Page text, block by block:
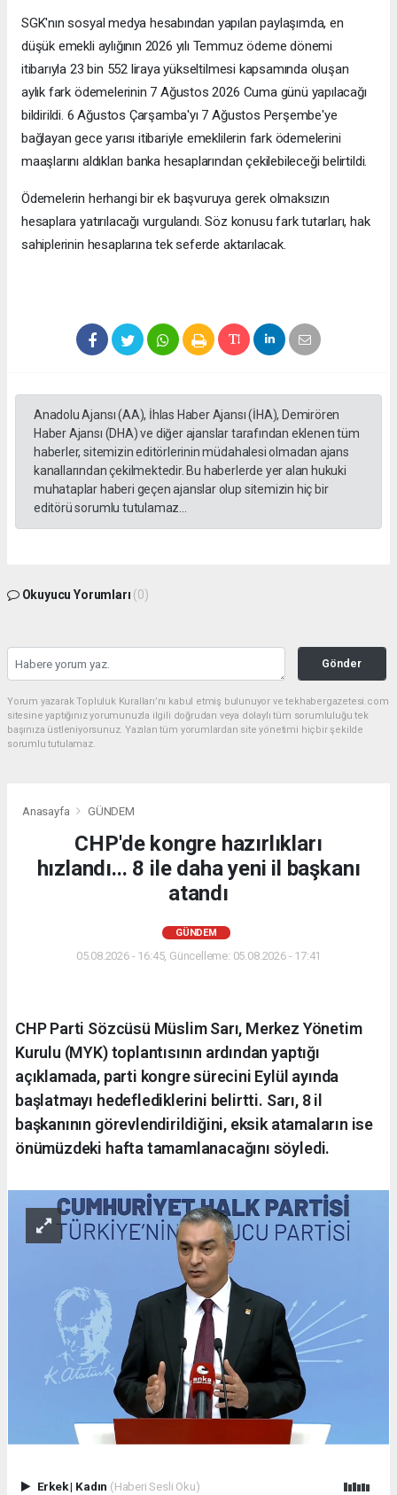
SGK'nın sosyal medya hesabından yapılan paylaşımda, en
düşük emekli aylığının 2026 yılı Temmuz ödeme dönemi
itibarıyla 23 bin 552 liraya yükseltilmesi kapsamında oluşan
aylık fark ödemelerinin 7 Ağustos 2026 Cuma günü yapılacağı
bildirildi. 6 Ağustos Çarşamba'yı 7 Ağustos Perşembe'ye
bağlayan gece yarısı itibariyle emeklilerin fark ödemelerini
maaşlarını aldıkları banka hesaplarından çekilebileceği belirtildi.
Ödemelerin herhangi bir ek başvuruya gerek olmaksızın
hesaplara yatırılacağı vurgulandı. Söz konusu fark tutarları, hak
sahiplerinin hesaplarına tek seferde aktarılacak.
Anadolu Ajansı (AA), İhlas Haber Ajansı (İHA), Demirören
Haber Ajansı (DHA) ve diğer ajanslar tarafından eklenen tüm
haberler, sitemizin editörlerinin müdahalesi olmadan ajans
kanallarından çekilmektedir. Bu haberlerde yer alan hukuki
muhataplar haberi geçen ajanslar olup sitemizin hiç bir
editörü sorumlu tutulamaz...
Okuyucu Yorumları (0)
Gönder
Yorum yazarak Topluluk Kuralları’nı kabul etmiş bulunuyor ve tekhabergazetesi.com
sitesine yaptığınız yorumunuzla ilgili doğrudan veya dolaylı tüm sorumluluğu tek
başınıza üstleniyorsunuz. Yazılan tüm yorumlardan site yönetimi hiçbir şekilde
sorumlu tutulamaz.
Anasayfa GÜNDEM
CHP'de kongre hazırlıkları
hızlandı... 8 ile daha yeni il başkanı
atandı
GÜNDEM
05.08.2026 - 16:45, Güncelleme: 05.08.2026 - 17:41
CHP Parti Sözcüsü Müslim Sarı, Merkez Yönetim
Kurulu (MYK) toplantısının ardından yaptığı
açıklamada, parti kongre sürecini Eylül ayında
başlatmayı hedeflediklerini belirtti. Sarı, 8 il
başkanının görevlendirildiğini, eksik atamaların ise
önümüzdeki hafta tamamlanacağını söyledi.
Erkek| Kadın (Haberi Sesli Oku)